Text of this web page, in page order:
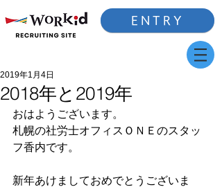
ENTRY
2018年と2019年
2019年1月4日
おはようございます。
札幌の社労士オフィスＯＮＥのスタッ
フ香内です。
新年あけましておめでとうございま